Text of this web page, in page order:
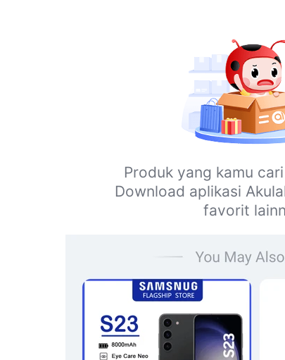
Produk yang kamu
Download aplikasi
favorit